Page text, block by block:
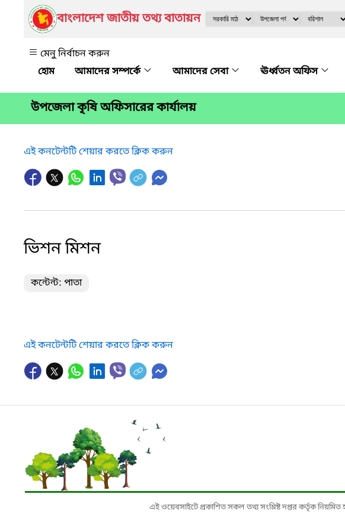
বাংলাদেশ জাতীয় তথ্য বাতায়ন
মেনু নির্বাচন করুন
আমাদের সম্পর্কে
আমাদের সেবা ঊর্ধ্বতন অফিস
উপজেলা কৃষি অফিসারের কার্যালয়
এই কনটেন্টটি শেয়ার করতে ক্লিক করুন
ভিশন মিশন
কন্টেন্ট: পাতা
এই কনটেন্টটি শেয়ার করতে ক্লিক করুন
এই ওয়েবসাইটে প্রকাশিত সকল তথ্য সংশ্লিষ্ট দপ্তর কর্তৃক নিয়মিত